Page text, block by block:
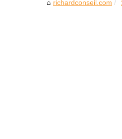
richardconseil.com